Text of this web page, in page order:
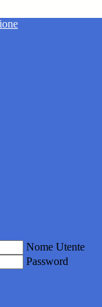
Nome Utente
Password